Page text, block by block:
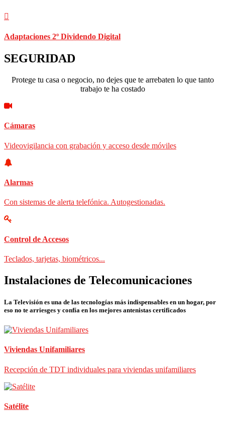
Adaptaciones 2º Dividendo Digital
SEGURIDAD
Protege tu casa o negocio, no dejes que te arrebaten lo que tanto
trabajo te ha costado
Cámaras
Videovigilancia con grabación y acceso desde móviles
Alarmas
Con sistemas de alerta telefónica. Autogestionadas.
Control de Accesos
Teclados, tarjetas, biométricos...
Instalaciones de Telecomunicaciones
La Televisión es una de las tecnologías más indispensables en un hogar, por
eso no te arriesges y confía en los mejores antenistas certificados
Viviendas Unifamiliares
Recepción de TDT individuales para viviendas unifamiliares
Satélite